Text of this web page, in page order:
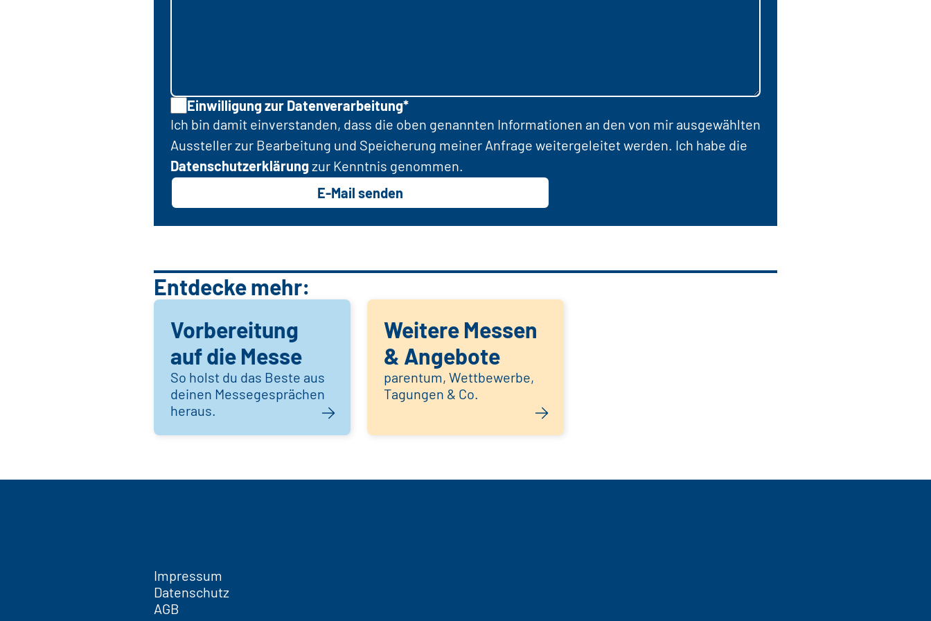
Einwilligung zur Datenverarbeitung*
Ich bin damit einverstanden, dass die oben genannten Informationen an den von mir ausgewählten
Aussteller zur Bearbeitung und Speicherung meiner Anfrage weitergeleitet werden. Ich habe die
Datenschutzerklärungzur Kenntnis genommen.
E-Mail senden
Entdecke mehr:
Vorbereitung
auf die Messe
So holst du das Beste aus
deinen Messegesprächen
heraus.
Weitere Messen
& Angebote
parentum, Wettbewerbe,
Tagungen & Co.
Impressum
Datenschutz
AGB